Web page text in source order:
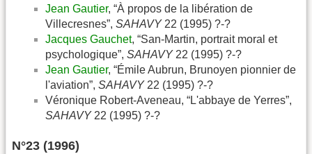
Jean Gautier, “À propos de la libération de
Villecresnes”, SAHAVY22 (1995) ?-?
Jacques Gauchet, “San-Martin, portrait moral et
psychologique”, SAHAVY22 (1995) ?-?
Jean Gautier, “Émile Aubrun, Brunoyen pionnier de
l'aviation”, SAHAVY22 (1995) ?-?
Véronique Robert-Aveneau, “L'abbaye de Yerres”,
SAHAVY22 (1995) ?-?
N°23 (1996)